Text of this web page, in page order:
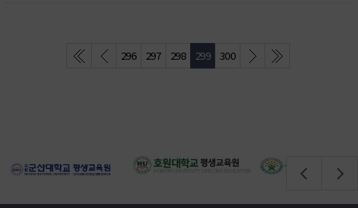
296 297 298 299 300